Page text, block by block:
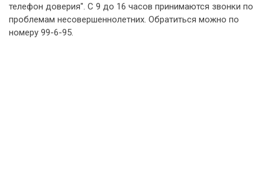
телефон доверия". С 9 до 16 часов принимаются звонки по
проблемам несовершеннолетних. Обратиться можно по
номеру 99-6-95.